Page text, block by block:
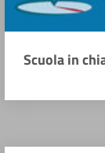
Scuola in